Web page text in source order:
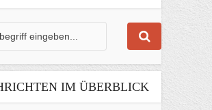
IM ÜBERBLICK